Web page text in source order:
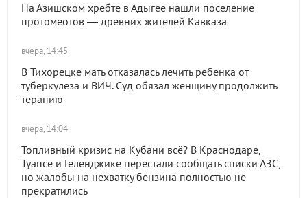
На Азишском хребте в Адыгее нашли поселение
протомеотов — древних жителей Кавказа
вчера, 14:45
В Тихорецке мать отказалась лечить ребенка от
туберкулеза и ВИЧ. Суд обязал женщину продолжить
терапию
вчера, 14:04
Топливный кризис на Кубани всё? В Краснодаре,
Туапсе и Геленджике перестали сообщать списки АЗС,
но жалобы на нехватку бензина полностью не
прекратились